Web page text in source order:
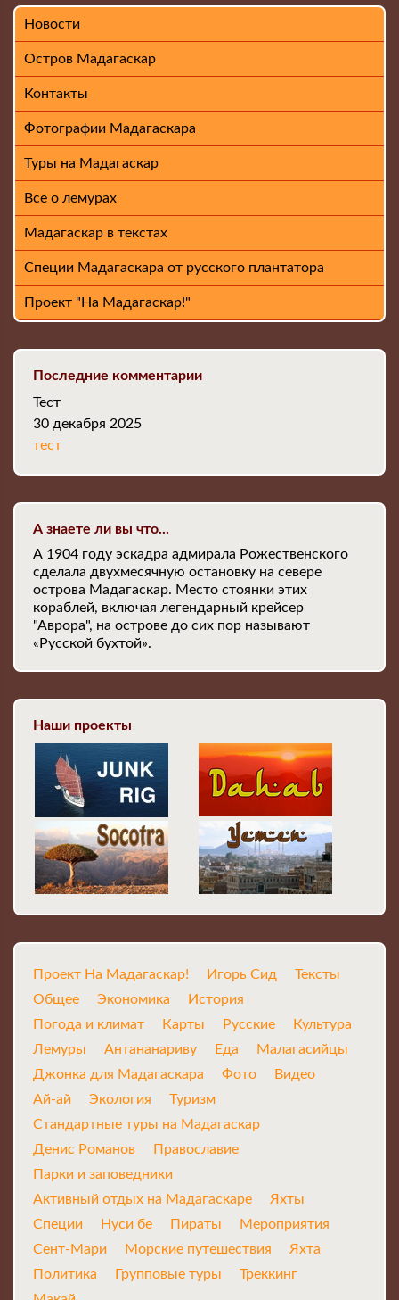
Новости
Остров Мадагаскар
Контакты
Фотографии Мадагаскара
Туры на Мадагаскар
Все о лемурах
Мадагаскар в текстах
Специи Мадагаскара от русского плантатора
Проект "На Мадагаскар!"
Последние комментарии
Тест
30 декабря 2025
тест
А знаете ли вы что...
А 1904 году эскадра адмирала Рожественского
сделала двухмесячную остановку на севере
острова Мадагаскар. Место стоянки этих
кораблей, включая легендарный крейсер
"Аврора", на острове до сих пор называют
«Русской бухтой».
Наши проекты
Проект На Мадагаскар! Игорь Сид
Тексты
Общее
Экономика
История
Погода и климат
Карты Русские
Культура
Лемуры
Антананариву Еда
Малагасийцы
Джонка для Мадагаскара
Фото
Видео
Ай-ай
Экология
Туризм
Стандартные туры на Мадагаскар
Денис Романов
Православие
Парки и заповедники
Активный отдых на Мадагаскаре
Яхты
Специи
Нуси бе Пираты
Мероприятия
Сент-Мари
Морские путешествия
Яхта
Политика
Групповые туры
Треккинг